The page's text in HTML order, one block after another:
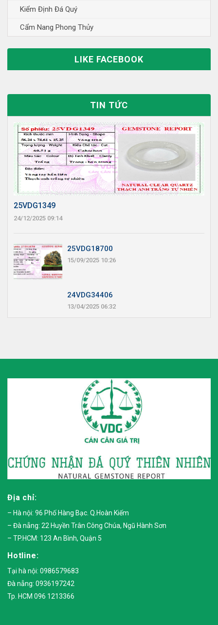
Kiểm Định Đá Quý
Cẩm Nang Phong Thủy
LIKE FACEBOOK
TIN TỨC
25VDG1349
24/12/2025 09:14
25VDG18700
15/09/2025 10:26
24VDG34406
13/04/2025 06:32
Địa chỉ:
– Hà nội: 96 Phố Hàng Bạc. Q.Hoàn Kiếm
– Đà nẵng: 22 Huyền Trân Công Chúa, Ngũ Hành Sơn
– TP.HCM: 123 An Bình, Quận 5
Hotline:
Tại hà nội: 0986579683
Đà nẵng: 0936197242
Tp. HCM 096 1213366